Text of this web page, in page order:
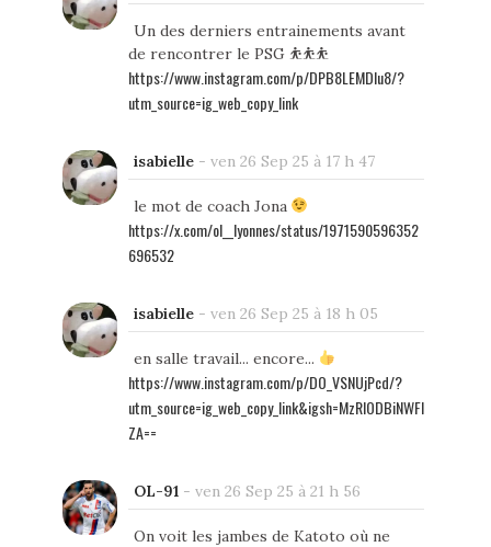
Un des derniers entrainements avant
de rencontrer le PSG ⛹️⛹️⛹️
https://www.instagram.com/p/DPB8LEMDIu8/?
utm_source=ig_web_copy_link
isabielle- ven 26 Sep 25 à 17 h 47
le mot de coach Jona
https://x.com/ol__lyonnes/status/1971590596352
696532
isabielle- ven 26 Sep 25 à 18 h 05
en salle travail... encore...
https://www.instagram.com/p/DO_VSNUjPcd/?
utm_source=ig_web_copy_link&igsh=MzRlODBiNWFl
ZA==
OL-91 - ven 26 Sep 25 à 21 h 56
On voit les jambes de Katoto où ne